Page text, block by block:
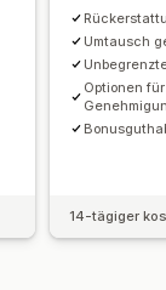
Analysen
Umtausch
Optionen
14-tägiger